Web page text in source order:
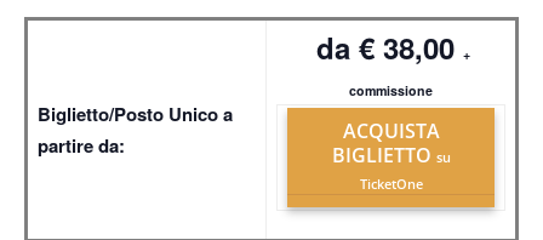
Biglietto/Posto Unico a
partire da:
da € 38,00 +
commissione
ACQUISTA
BIGLIETTO su
TicketOne